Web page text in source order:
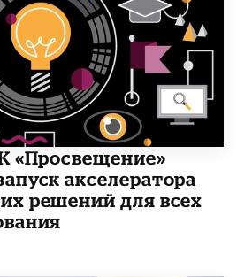
«Просвещение»
акселератора
решений для всех